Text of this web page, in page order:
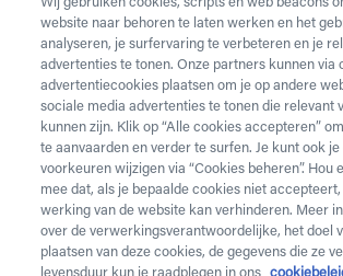
Vul onderstaand formulier in voor de
zorgmateriaal.Dringende levering of
weekendnodig? Neem telefonisch
22 22.
Heb jekrukken nodig? Die kan je enkel
huurmateriaal laten ophalen? Dat kan
Opgelet!Je huurt voor minstens 1
servicekost. Check de prijzenhier. Een
website naar behoren te laten werken en het
analyseren, je surfervaring te verbeteren en je
advertenties te tonen. Onze partners kunnen via
advertentiecookies plaatsen om je op andere
sociale media advertenties te tonen die relevant
kunnen zijn. Klik op “Alle cookies accepteren”
te aanvaarden en verder te surfen. Je kunt ook
voorkeuren wijzigen via “Cookies beheren”. Hou
mee dat, als je bepaalde cookies niet
werking van de website kan verhinderen. Meer
over de verwerkingsverantwoordelijke, het doel
plaatsen van deze cookies, de gegevens die ze